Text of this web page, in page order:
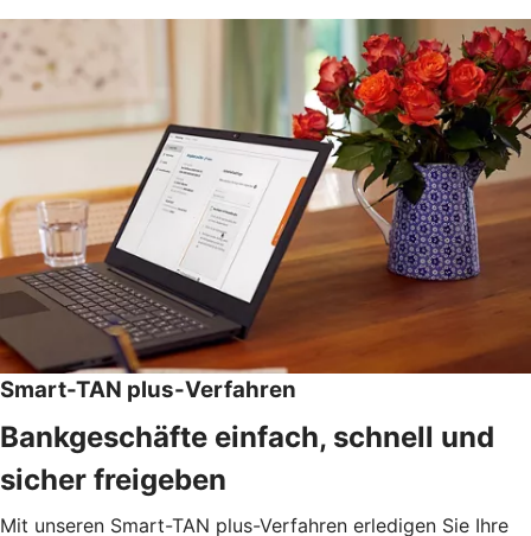
Smart-TAN plus-Verfahren
Bankgeschäfte einfach, schnell und
sicher freigeben
Mit unseren Smart-TAN plus-Verfahren erledigen Sie Ihre